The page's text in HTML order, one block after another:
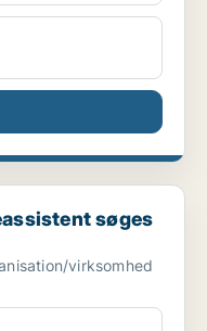
– vikari...
søges
virksomhed